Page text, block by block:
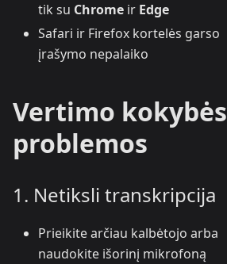
tik su Chrome ir Edge
Safari ir Firefox kortelės garso
įrašymo nepalaiko
Vertimo kokybės
problemos
1. Netiksli transkripcija
Prieikite arčiau kalbėtojo arba
naudokite išorinį mikrofoną